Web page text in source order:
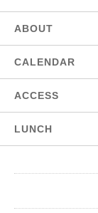
ABOUT
CALENDAR
ACCESS
LUNCH